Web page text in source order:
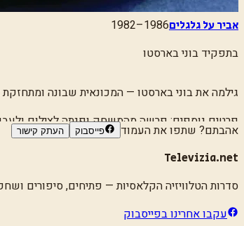
אביר על גלגלים1982–1986
בתפקיד בוני בארסטו
גילמה את בוני בארסטו — המכונאית שבונה
פרטים נוספים: פרשה מהמשחק ופנתה לצילום
אהבתם? שתפו את העמוד פייסבוק העתק קישור
Televizia.net
סדרות הטלוויזיה הקלאסיות— פתיחים, סיפורים
עקבו אחרינו בפייסבוק